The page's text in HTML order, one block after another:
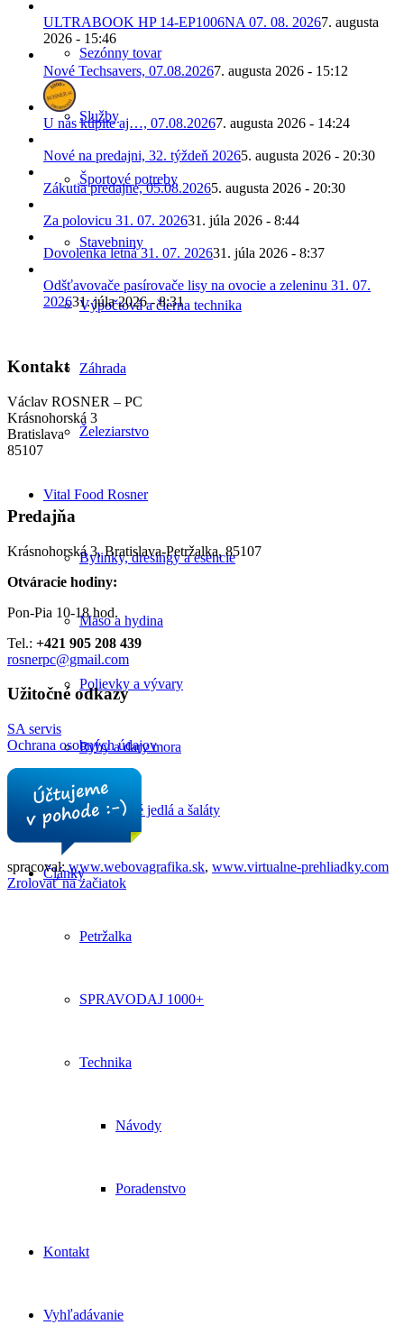
Sezónny tovar
Služby
Športové potreby
Stavebniny
Výpočtová a čierna technika
Záhrada
Železiarstvo
Vital Food Rosner
Bylinky, dresingy a esencie
Mäso a hydina
Polievky a vývary
Ryby a dary mora
Zeleninové jedlá a šaláty
Články
Petržalka
SPRAVODAJ 1000+
Technika
Návody
Poradenstvo
Kontakt
Vyhľadávanie
ULTRABOOK HP 14-EP1006NA 07. 08. 20267. augusta
2026 - 15:46
Nové Techsavers, 07.08.20267. augusta 2026 - 15:12
U nás kúpite aj…, 07.08.20267. augusta 2026 - 14:24
Nové na predajni, 32. týždeň 20265. augusta 2026 - 20:30
Zákutia predajne, 05.08.20265. augusta 2026 - 20:30
Za polovicu 31. 07. 202631. júla 2026 - 8:44
Dovolenka letná 31. 07. 202631. júla 2026 - 8:37
Odšťavovače pasírovače lisy na ovocie a zeleninu 31. 07.
202631. júla 2026 - 8:31
Kontakt
Václav ROSNER – PC
Krásnohorská 3
Bratislava
85107
Predajňa
Krásnohorská 3, Bratislava-Petržalka, 85107
Otváracie hodiny:
Pon-Pia 10-18 hod.
Tel.: +421 905 208 439
rosnerpc@gmail.com
Užitočné odkazy
SA servis
Ochrana osobných údajov
spracoval: www.webovagrafika.sk, www.virtualne-prehliadky.com
Zrolovať na začiatok